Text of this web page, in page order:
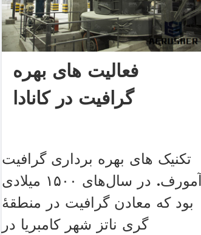
فعالیت های بهره
گرافیت در کانادا
تکنیک های بهره برداری گرافیت
آمورف. در سال‌های ۱۵۰۰ میلادی
بود که معادن گرافیت در منطقۀ
گری ناتز شهر کامبریا در